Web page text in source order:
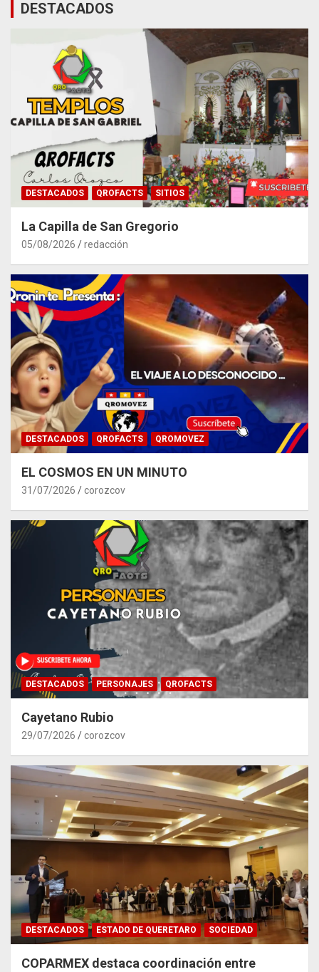
DESTACADOS
DESTACADOS QROFACTS SITIOS
La Capilla de San Gregorio
05/08/2026 redacción
DESTACADOS QROFACTS QROMOVEZ
EL COSMOS EN UN MINUTO
31/07/2026 corozcov
DESTACADOS PERSONAJES QROFACTS
Cayetano Rubio
29/07/2026 corozcov
DESTACADOS ESTADO DE QUERETARO SOCIEDAD
COPARMEX destaca coordinación entre